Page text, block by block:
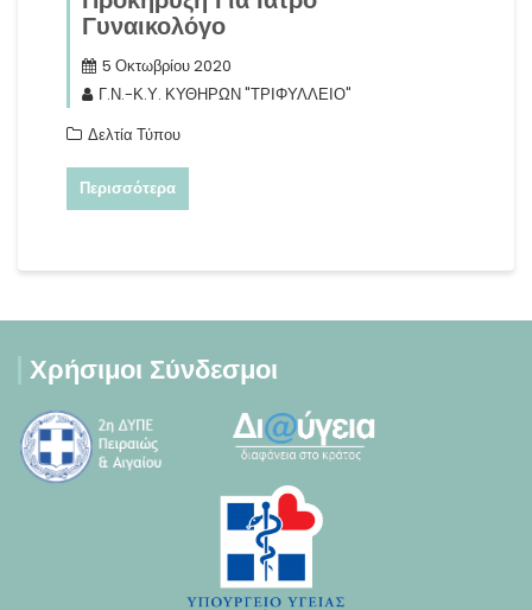
Γυναικολόγο
5 Οκτωβρίου 2020
Γ.Ν.-Κ.Υ. ΚΥΘΗΡΩΝ "ΤΡΙΦΥΛΛΕΙΟ"
Δελτία Τύπου
Περισσότερα
Χρήσιμοι Σύνδεσμοι